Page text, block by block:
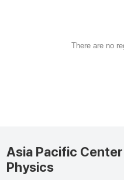
There are no
Asia Pacific
Physics